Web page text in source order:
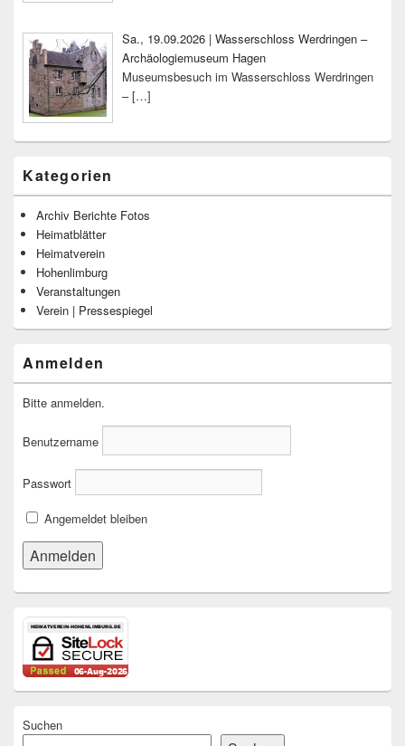
Sa., 19.09.2026 | Wasserschloss Werdringen –
Archäologiemuseum Hagen
Museumsbesuch im Wasserschloss Werdringen
–[…]
Kategorien
Archiv Berichte Fotos
Heimatblätter
Heimatverein
Hohenlimburg
Veranstaltungen
Verein | Pressespiegel
Anmelden
Bitte anmelden.
Benutzername
Passwort
Angemeldet bleiben
Suchen